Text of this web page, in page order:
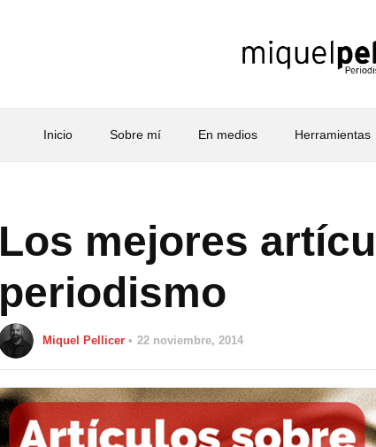
Inicio Sobre mí En medios Herramientas
Los mejores
periodismo
Miquel Pellicer 22 noviembre, 2014